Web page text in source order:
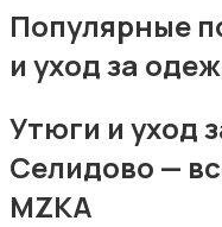
Посудомоечные
Приготовление еды
Популярные
и уход за
Утюги и уход
Селидово —
MZKA